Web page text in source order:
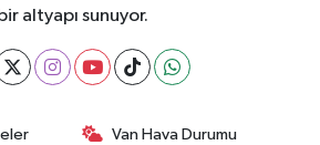
bir altyapı sunuyor.
Van Hava Durumu